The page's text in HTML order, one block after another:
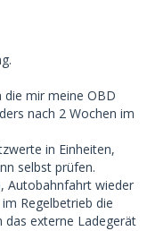
die mir meine OBD
nach 2 Wochen im
in Einheiten,
selbst prüfen.
Autobahnfahrt wieder
Regelbetrieb die
das externe Ladegerät